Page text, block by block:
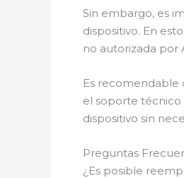
Sin embargo, es
dispositivo. En
no autorizada por
Es recomendable
el soporte técnico
dispositivo sin
Preguntas
¿Es posible